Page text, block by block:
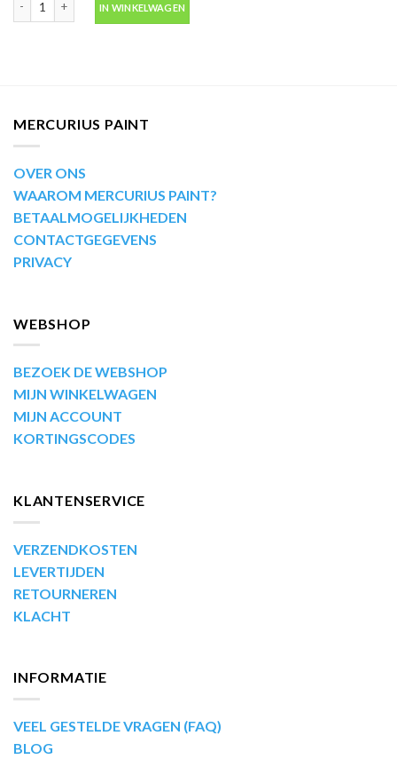
IN WINKELWAGEN
MERCURIUS PAINT
OVER ONS
WAAROM MERCURIUS PAINT?
BETAALMOGELIJKHEDEN
CONTACTGEGEVENS
PRIVACY
WEBSHOP
BEZOEK DE WEBSHOP
MIJN WINKELWAGEN
MIJN ACCOUNT
KORTINGSCODES
KLANTENSERVICE
VERZENDKOSTEN
LEVERTIJDEN
RETOURNEREN
KLACHT
INFORMATIE
VEEL GESTELDE VRAGEN (FAQ)
BLOG